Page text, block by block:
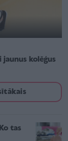
kolēģus
tas